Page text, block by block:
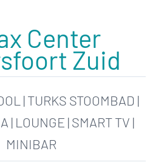
Center
Zuid
| TURKS STOOMBAD |
| LOUNGE | SMART TV |
MINIBAR